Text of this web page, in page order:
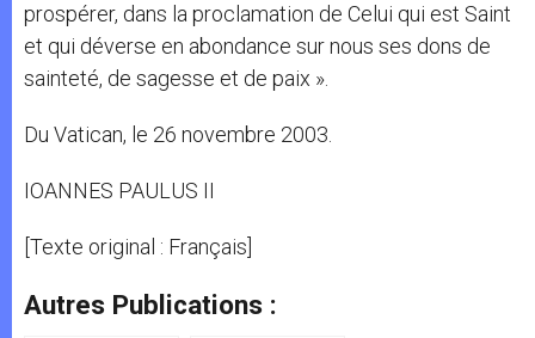
prospérer, dans la proclamation de Celui qui est Saint
et qui déverse en abondance sur nous ses dons de
sainteté, de sagesse et de paix ».
Du Vatican, le 26 novembre 2003.
IOANNES PAULUS II
[Texte original : Français]
Autres Publications :